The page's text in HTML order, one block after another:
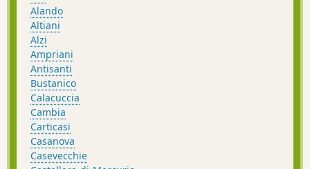
Alando
Altiani
Alzi
Ampriani
Antisanti
Bustanico
Calacuccia
Cambia
Carticasi
Casanova
Casevecchie